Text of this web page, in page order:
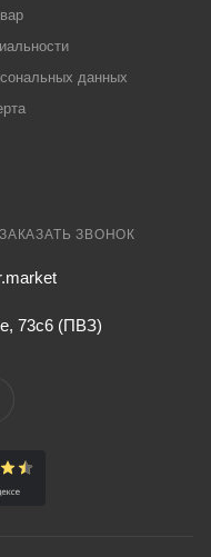
данных
ЗАКАЗАТЬ ЗВОНОК
73с6 (ПВЗ)